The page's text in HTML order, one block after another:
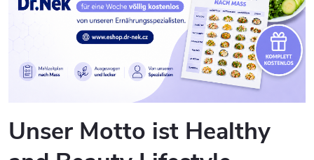
Unser Motto ist Healthy